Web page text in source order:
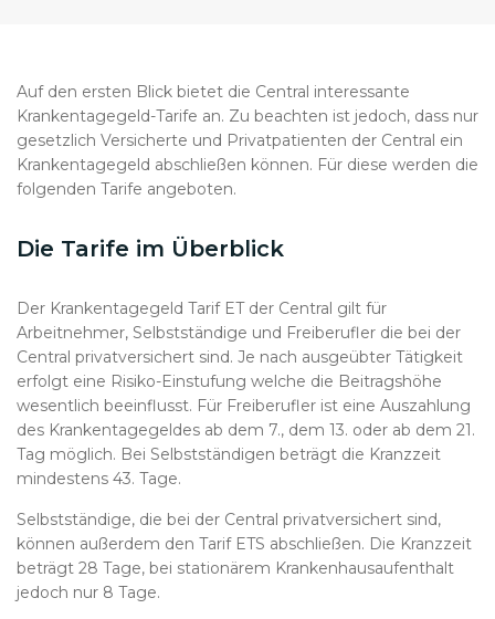
Auf den ersten Blick bietet die Central interessante
Krankentagegeld-Tarife an. Zu beachten ist jedoch, dass nur
gesetzlich Versicherte und Privatpatienten der Central ein
Krankentagegeld abschließen können. Für diese werden die
folgenden Tarife angeboten.
Die Tarife im Überblick
Der Krankentagegeld Tarif ET der Central gilt für
Arbeitnehmer, Selbstständige und Freiberufler die bei der
Central privatversichert sind. Je nach ausgeübter Tätigkeit
erfolgt eine Risiko-Einstufung welche die Beitragshöhe
wesentlich beeinflusst. Für Freiberufler ist eine Auszahlung
des Krankentagegeldes ab dem 7., dem 13. oder ab dem 21.
Tag möglich. Bei Selbstständigen beträgt die Kranzzeit
mindestens 43. Tage.
Selbstständige, die bei der Central privatversichert sind,
können außerdem den Tarif ETS abschließen. Die Kranzzeit
beträgt 28 Tage, bei stationärem Krankenhausaufenthalt
jedoch nur 8 Tage.